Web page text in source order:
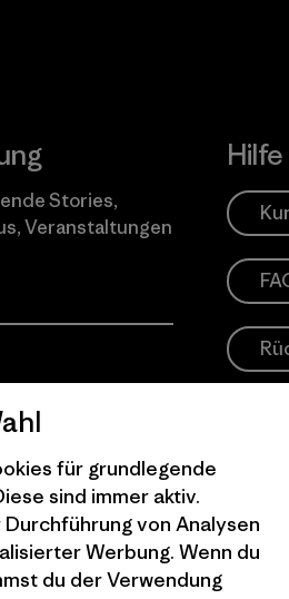
Stories,
Veranstaltungen
Adresse
spannende
Patagonia zusendet.
Hilfe
für grundlegende
sind immer aktiv.
von Analysen
Werbung. Wenn du
du der Verwendung